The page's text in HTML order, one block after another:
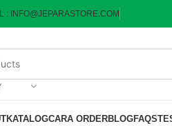
: INFO@JEPARASTORE.COM
KATALOGCARA ORDERBLOGFAQS